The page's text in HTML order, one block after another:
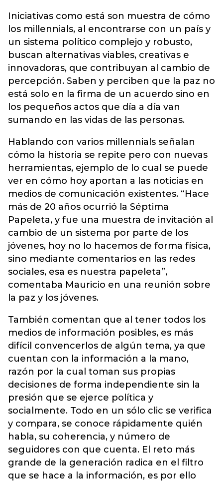
Iniciativas como está son muestra de cómo
los millennials, al encontrarse con un país y
un sistema político complejo y robusto,
buscan alternativas viables, creativas e
innovadoras, que contribuyan al cambio de
percepción. Saben y perciben que la paz no
está solo en la firma de un acuerdo sino en
los pequeños actos que día a día van
sumando en las vidas de las personas.
Hablando con varios millennials señalan
cómo la historia se repite pero con nuevas
herramientas, ejemplo de lo cual se puede
ver en cómo hoy aportan a las noticias en
medios de comunicación existentes. “Hace
más de 20 años ocurrió la Séptima
Papeleta, y fue una muestra de invitación al
cambio de un sistema por parte de los
jóvenes, hoy no lo hacemos de forma física,
sino mediante comentarios en las redes
sociales, esa es nuestra papeleta”,
comentaba Mauricio en una reunión sobre
la paz y los jóvenes.
También comentan que al tener todos los
medios de información posibles, es más
difícil convencerlos de algún tema, ya que
cuentan con la información a la mano,
razón por la cual toman sus propias
decisiones de forma independiente sin la
presión que se ejerce política y
socialmente. Todo en un sólo clic se verifica
y compara, se conoce rápidamente quién
habla, su coherencia, y número de
seguidores con que cuenta. El reto más
grande de la generación radica en el filtro
que se hace a la información, es por ello